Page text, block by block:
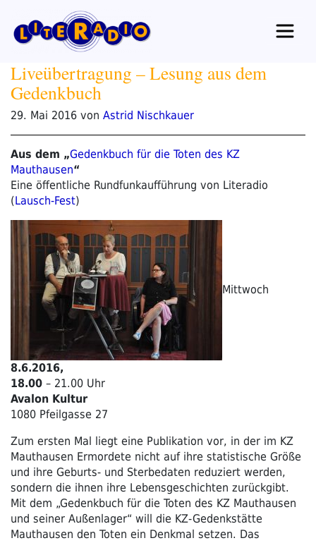
Inhalt
springen
Liveübertragung – Lesung aus dem
Gedenkbuch
29. Mai 2016Veröffentlicht
von Astrid Nischkauer
Aus dem „Gedenkbuch für die Toten des KZ
Mauthausen“
Eine öffentliche Rundfunkaufführung von Literadio
(Lausch-Fest)
Mittwoch
8.6.2016,
18.00 – 21.00 Uhr
Avalon Kultur
1080 Pfeilgasse 27
Zum ersten Mal liegt eine Publikation vor, in der im KZ
Mauthausen Ermordete nicht auf ihre statistische Größe
und ihre Geburts- und Sterbedaten reduziert werden,
sondern die ihnen ihre Lebensgeschichten zurückgibt.
Mit dem „Gedenkbuch für die Toten des KZ Mauthausen
und seiner Außenlager“ will die KZ-Gedenkstätte
Mauthausen den Toten ein Denkmal setzen. Das